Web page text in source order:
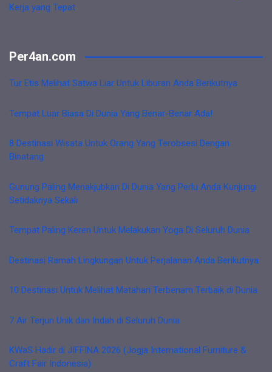
Kerja yang Tepat
Per4an.com
Tur Etis Melihat Satwa Liar Untuk Liburan Anda Berikutnya
Tempat Luar Biasa Di Dunia Yang Benar-Benar Ada!
8 Destinasi Wisata Untuk Orang Yang Terobsesi Dengan
Binatang
Gunung Paling Menakjubkan Di Dunia Yang Perlu Anda Kunjungi
Setidaknya Sekali
Tempat Paling Keren Untuk Melakukan Yoga Di Seluruh Dunia
Destinasi Ramah Lingkungan Untuk Perjalanan Anda Berikutnya
10 Destinasi Untuk Melihat Matahari Terbenam Terbaik di Dunia
7 Air Terjun Unik dan Indah di Seluruh Dunia
KWaS Hadir di JIFFINA 2026 (Jogja International Furniture &
Craft Fair Indonesia)